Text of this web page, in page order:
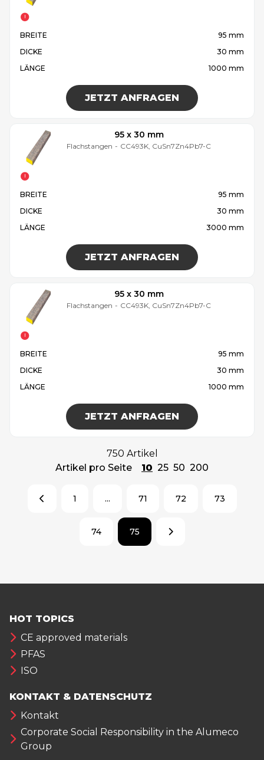
BREITE
95 mm
DICKE
30 mm
LÄNGE
1000 mm
JETZT ANFRAGEN
95 x 30 mm
Flachstangen - CC493K, CuSn7Zn4Pb7-C
BREITE
95 mm
DICKE
30 mm
LÄNGE
3000 mm
JETZT ANFRAGEN
95 x 30 mm
Flachstangen - CC493K, CuSn7Zn4Pb7-C
BREITE
95 mm
DICKE
30 mm
LÄNGE
1000 mm
JETZT ANFRAGEN
750 Artikel
Artikel pro Seite
10 25 50 200
1 ... 71 72 73
74 75
HOT TOPICS
CE approved materials
PFAS
ISO
KONTAKT & DATENSCHUTZ
Kontakt
Corporate Social Responsibility in the Alumeco
Group